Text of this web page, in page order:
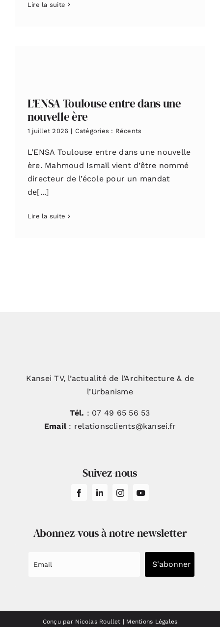
Lire la suite
L’ENSA Toulouse entre dans une
nouvelle ère
1 juillet 2026 | Catégories : Récents
L’ENSA Toulouse entre dans une nouvelle
ère. Mahmoud Ismaïl vient d’être nommé
directeur de l’école pour un mandat
de[...]
Lire la suite
Kansei TV, l’actualité de l’Architecture & de
l’Urbanisme
Tél. : 07 49 65 56 53
Email: relationsclients@kansei.fr
Suivez-nous
Abonnez-vous à notre newsletter
S'abonner
Conçu par Nicolas Roullet | Mentions Légales